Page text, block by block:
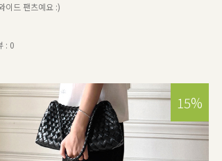
이드 팬츠예요 :)
: 0
15%